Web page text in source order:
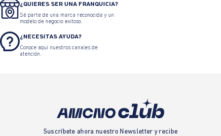
¿QUIERES SER UNA FRANQUICIA?
Sé parte de una marca reconocida y un
modelo de negocio exitoso.
¿NECESITAS AYUDA?
Conoce aquí nuestros canales de
atención.
Suscríbete ahora nuestro Newsletter y recibe